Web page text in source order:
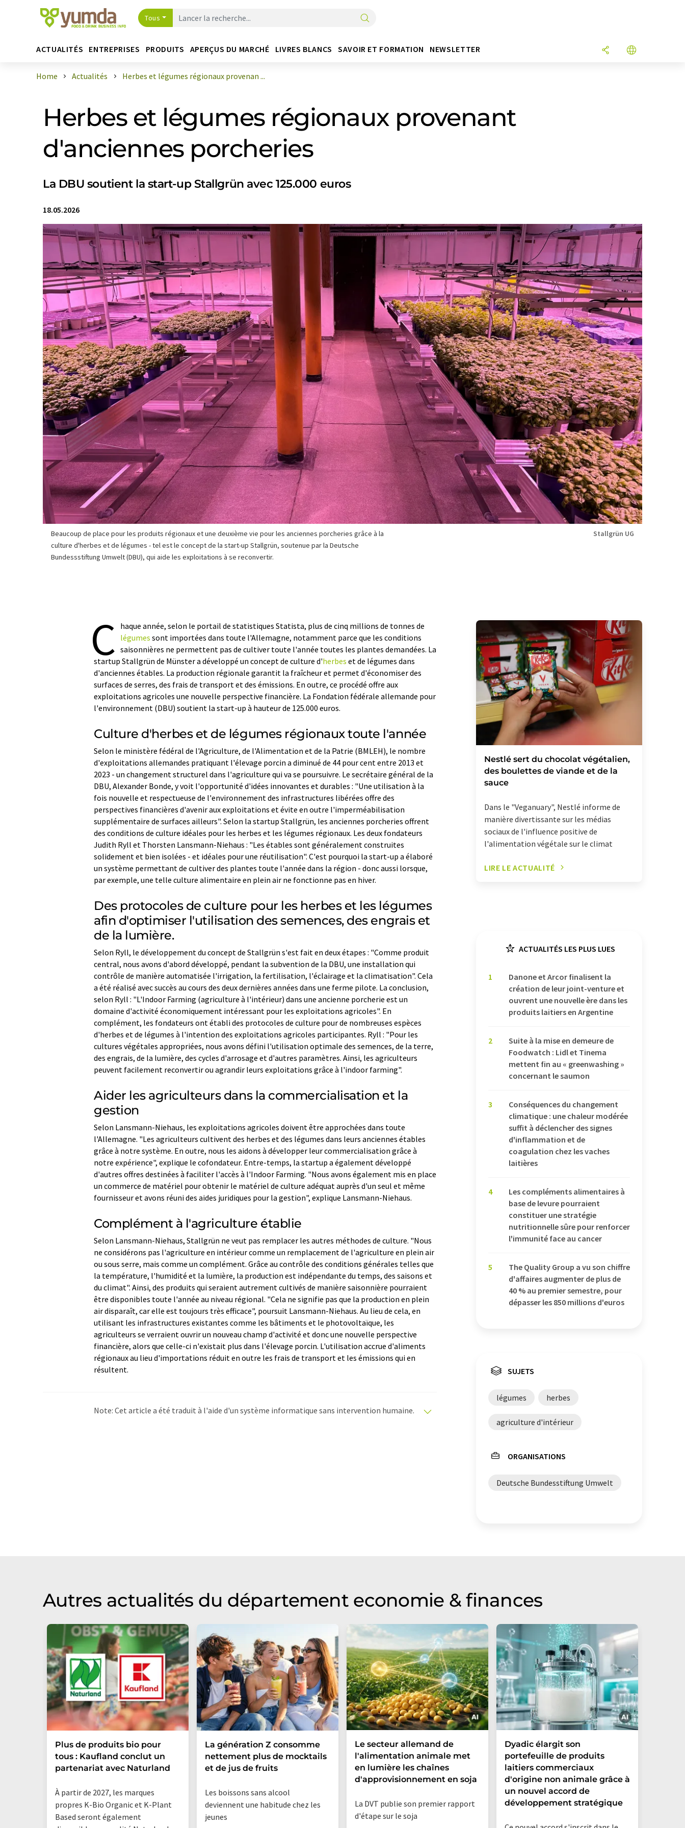
Tous
ACTUALITÉS ENTREPRISES PRODUITS APERÇUS DU MARCHÉ LIVRES BLANCS SAVOIR ET FORMATION NEWSLETTER
Home Actualités Herbes et légumes régionaux provenan ...
Herbes et légumes régionaux provenant
d'anciennes porcheries
La DBU soutient la start-up Stallgrün avec 125.000 euros
18.05.2026
Beaucoup de place pour les produits régionaux et une deuxième vie pour les anciennes porcheries grâce à la
culture d'herbes et de légumes - tel est le concept de la start-up Stallgrün, soutenue par la Deutsche
Bundessstiftung Umwelt (DBU), qui aide les exploitations à se reconvertir.
Stallgrün UG
C haque année, selon le portail de statistiques Statista, plus de cinq millions de tonnes de
légumes sont importées dans toute l'Allemagne, notamment parce que les conditions
saisonnières ne permettent pas de cultiver toute l'année toutes les plantes demandées. La
startup Stallgrün de Münster a développé un concept de culture d'herbes et de légumes dans
d'anciennes étables. La production régionale garantit la fraîcheur et permet d'économiser des
surfaces de serres, des frais de transport et des émissions. En outre, ce procédé offre aux
exploitations agricoles une nouvelle perspective financière. La Fondation fédérale allemande pour
l'environnement (DBU) soutient la start-up à hauteur de 125.000 euros.
Culture d'herbes et de légumes régionaux toute l'année
Selon le ministère fédéral de l'Agriculture, de l'Alimentation et de la Patrie (BMLEH), le nombre
d'exploitations allemandes pratiquant l'élevage porcin a diminué de 44 pour cent entre 2013 et
2023 - un changement structurel dans l'agriculture qui va se poursuivre. Le secrétaire général de la
DBU, Alexander Bonde, y voit l'opportunité d'idées innovantes et durables : "Une utilisation à la
fois nouvelle et respectueuse de l'environnement des infrastructures libérées offre des
perspectives financières d'avenir aux exploitations et évite en outre l'imperméabilisation
supplémentaire de surfaces ailleurs". Selon la startup Stallgrün, les anciennes porcheries offrent
des conditions de culture idéales pour les herbes et les légumes régionaux. Les deux fondateurs
Judith Ryll et Thorsten Lansmann-Niehaus : "Les étables sont généralement construites
solidement et bien isolées - et idéales pour une réutilisation". C'est pourquoi la start-up a élaboré
un système permettant de cultiver des plantes toute l'année dans la région - donc aussi lorsque,
par exemple, une telle culture alimentaire en plein air ne fonctionne pas en hiver.
Des protocoles de culture pour les herbes et les légumes
afin d'optimiser l'utilisation des semences, des engrais et
de la lumière.
Selon Ryll, le développement du concept de Stallgrün s'est fait en deux étapes : "Comme produit
central, nous avons d'abord développé, pendant la subvention de la DBU, une installation qui
contrôle de manière automatisée l'irrigation, la fertilisation, l'éclairage et la climatisation". Cela
a été réalisé avec succès au cours des deux dernières années dans une ferme pilote. La conclusion,
selon Ryll : "L'Indoor Farming (agriculture à l'intérieur) dans une ancienne porcherie est un
domaine d'activité économiquement intéressant pour les exploitations agricoles". En
complément, les fondateurs ont établi des protocoles de culture pour de nombreuses espèces
d'herbes et de légumes à l'intention des exploitations agricoles participantes. Ryll : "Pour les
cultures végétales appropriées, nous avons défini l'utilisation optimale des semences, de la terre,
des engrais, de la lumière, des cycles d'arrosage et d'autres paramètres. Ainsi, les agriculteurs
peuvent facilement reconvertir ou agrandir leurs exploitations grâce à l'indoor farming".
Aider les agriculteurs dans la commercialisation et la
gestion
Selon Lansmann-Niehaus, les exploitations agricoles doivent être approchées dans toute
l'Allemagne. "Les agriculteurs cultivent des herbes et des légumes dans leurs anciennes étables
grâce à notre système. En outre, nous les aidons à développer leur commercialisation grâce à
notre expérience", explique le cofondateur. Entre-temps, la startup a également développé
d'autres offres destinées à faciliter l'accès à l'Indoor Farming. "Nous avons également mis en place
un commerce de matériel pour obtenir le matériel de culture adéquat auprès d'un seul et même
fournisseur et avons réuni des aides juridiques pour la gestion", explique Lansmann-Niehaus.
Complément à l'agriculture établie
Selon Lansmann-Niehaus, Stallgrün ne veut pas remplacer les autres méthodes de culture. "Nous
ne considérons pas l'agriculture en intérieur comme un remplacement de l'agriculture en plein air
ou sous serre, mais comme un complément. Grâce au contrôle des conditions générales telles que
la température, l'humidité et la lumière, la production est indépendante du temps, des saisons et
du climat". Ainsi, des produits qui seraient autrement cultivés de manière saisonnière pourraient
être disponibles toute l'année au niveau régional. "Cela ne signifie pas que la production en plein
air disparaît, car elle est toujours très efficace", poursuit Lansmann-Niehaus. Au lieu de cela, en
utilisant les infrastructures existantes comme les bâtiments et le photovoltaïque, les
agriculteurs se verraient ouvrir un nouveau champ d'activité et donc une nouvelle perspective
financière, alors que celle-ci n'existait plus dans l'élevage porcin. L'utilisation accrue d'aliments
régionaux au lieu d'importations réduit en outre les frais de transport et les émissions qui en
résultent.
Note: Cet article a été traduit à l'aide d'un système informatique sans intervention humaine.
Nestlé sert du chocolat végétalien,
des boulettes de viande et de la
sauce
Dans le "Veganuary", Nestlé informe de
manière divertissante sur les médias
sociaux de l'influence positive de
l'alimentation végétale sur le climat
LIRE LE ACTUALITÉ
ACTUALITÉS LES PLUS LUES
1
Danone et Arcor finalisent la
création de leur joint-venture et
ouvrent une nouvelle ère dans les
produits laitiers en Argentine
2
Suite à la mise en demeure de
Foodwatch : Lidl et Tinema
mettent fin au « greenwashing »
concernant le saumon
3
Conséquences du changement
climatique : une chaleur modérée
suffit à déclencher des signes
d'inflammation et de
coagulation chez les vaches
laitières
4
Les compléments alimentaires à
base de levure pourraient
constituer une stratégie
nutritionnelle sûre pour renforcer
l'immunité face au cancer
5
The Quality Group a vu son chiffre
d'affaires augmenter de plus de
40 % au premier semestre, pour
dépasser les 850 millions d'euros
SUJETS
légumes herbes
agriculture d'intérieur
ORGANISATIONS
Deutsche Bundesstiftung Umwelt
Autres actualités du département economie & finances
Plus de produits bio pour
tous : Kaufland conclut un
partenariat avec Naturland
À partir de 2027, les marques
propres K-Bio Organic et K-Plant
Based seront également
La génération Z consomme
nettement plus de mocktails
et de jus de fruits
Les boissons sans alcool
deviennent une habitude chez les
jeunes
Le secteur allemand de
l'alimentation animale met
en lumière les chaînes
d'approvisionnement en soja
La DVT publie son premier rapport
d'étape sur le soja
Dyadic élargit son
portefeuille de produits
laitiers commerciaux
d'origine non animale grâce à
un nouvel accord de
développement stratégique